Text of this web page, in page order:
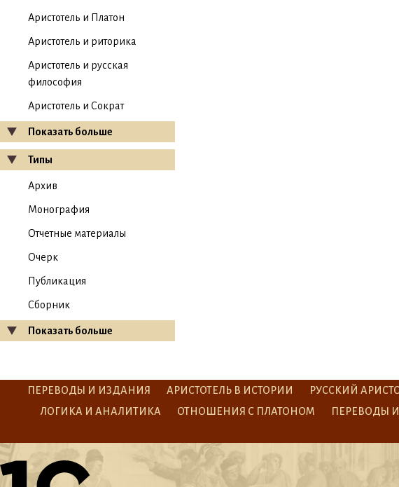
Аристотель и Платон
Аристотель и риторика
Аристотель и русская
философия
Аристотель и Сократ
Показать больше
Типы
Архив
Монография
Отчетные материалы
Очерк
Публикация
Сборник
Показать больше
ПЕРЕВОДЫ И ИЗДАНИЯ АРИСТОТЕЛЬ В ИСТОРИИ РУССКИЙ
ЛОГИКА И АНАЛИТИКА
ОТНОШЕНИЯ С ПЛАТОНОМ ПЕРЕВОДЫ